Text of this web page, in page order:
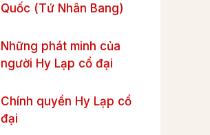
Quốc (Tứ Nhân Bang)
Những phát minh của
người Hy Lạp cổ đại
Chính quyền Hy Lạp cổ
đại